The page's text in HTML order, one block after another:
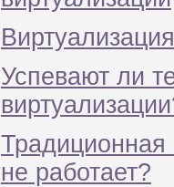
Успевают ли
Традиционная
не работает?